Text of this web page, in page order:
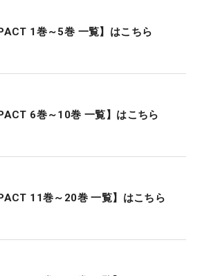
1巻～5巻 一覧】はこちら
6巻～10巻 一覧】はこちら
11巻～20巻 一覧】はこちら